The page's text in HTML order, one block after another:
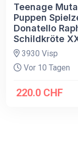
Teenage
Puppen
Donatello
Schildkröte
3930 Visp
Vor 10 Tagen
220.0 CHF